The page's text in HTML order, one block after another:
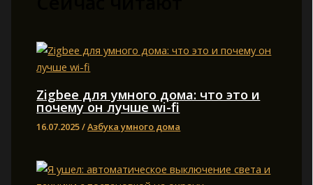
Zigbee для умного дома: что это и
почему он лучше wi-fi
16.07.2025/Азбука умного дома